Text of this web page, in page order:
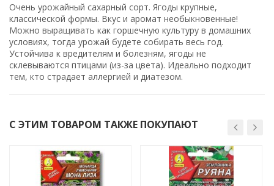
Очень урожайный сахарный сорт. Ягоды крупные,
классической формы. Вкус и аромат необыкновенные!
Можно выращивать как горшечную культуру в домашних
условиях, тогда урожай будете собирать весь год.
Устойчива к вредителям и болезням, ягоды не
склевываются птицами (из-за цвета). Идеально подходит
тем, кто страдает аллергией и диатезом.
С ЭТИМ ТОВАРОМ ТАКЖЕ ПОКУПАЮТ